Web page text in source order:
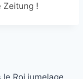
Zeitung !
Roi jumelage.